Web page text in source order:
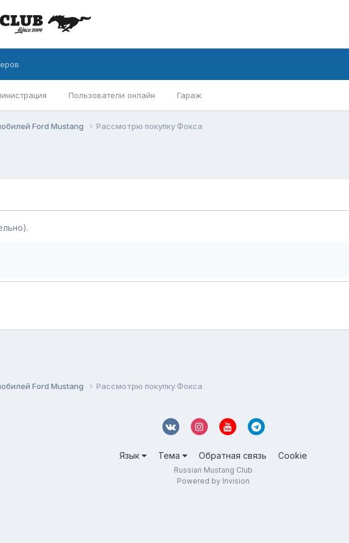
Пользователи онлайн Гараж
Ford Mustang Рассмотрю покупку Фокса
Ford Mustang Рассмотрю покупку Фокса
Язык Тема Обратная связь Cookie
Russian Mustang Club
Powered by Invision